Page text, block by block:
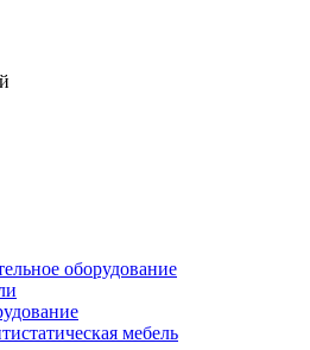
оборудование
мебель